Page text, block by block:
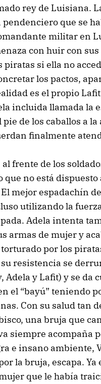
rey de Luisiana.
que se
militar en
con huir con
si ella no
los pactos,
es el propio
incluida llamada la
de los caballos a
finalmente
frente de los
no está
mejor espadachín
utilizando la
Adela intenta
armas de mujer y
por los
resistencia se
y Lafit) y se da
el “bayú” teniendo
Con su salud tan
una bruja que
siempre acompaña
e insano ambiente,
la bruja, escapa.
que le había